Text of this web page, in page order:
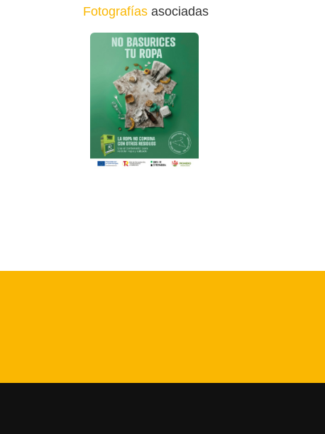
Fotografías asociadas